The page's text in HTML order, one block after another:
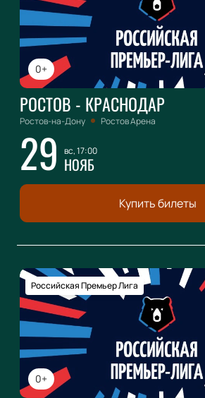
0+
РОСТОВ - КРАСНОДАР
Ростов-на-Дону Ростов Арена
29 вс, 17:00
НОЯБ
Купить билеты
0+
Российская Премьер Лига